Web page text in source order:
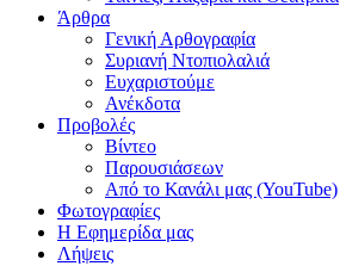
Άρθρα
Γενική Αρθογραφία
Συριανή Ντοπιολαλιά
Ευχαριστούμε
Ανέκδοτα
Προβολές
Βίντεο
Παρουσιάσεων
Από το Κανάλι μας (YouTube)
Φωτογραφίες
Η Εφημερίδα μας
Λήψεις